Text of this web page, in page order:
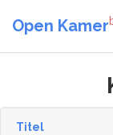
Open Kamer
Titel